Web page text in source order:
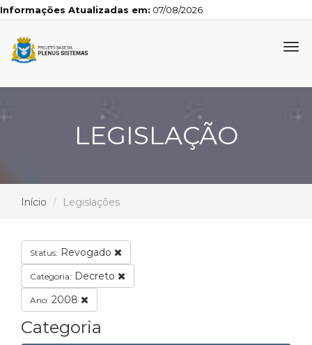
Atualizadas em: 07/08/2026
LEGISLAÇÃO
Início Legislações
Status: Revogado
Categoria: Decreto
Ano: 2008
Categoria